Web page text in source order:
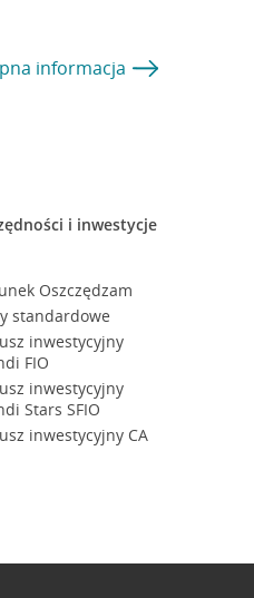
informacja
i inwestycje
Oszczędzam
standardowe
inwestycyjny
FIO
inwestycyjny
Stars SFIO
inwestycyjny CA